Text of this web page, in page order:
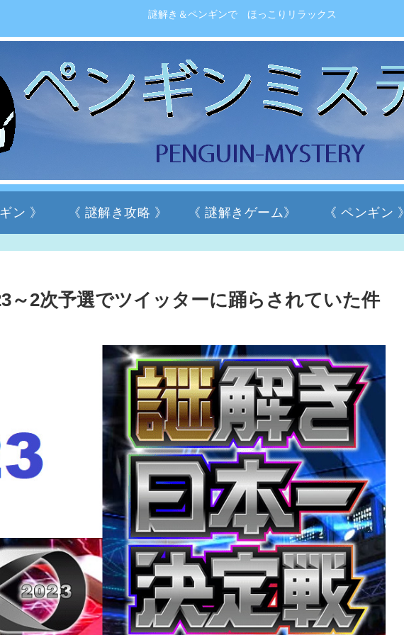
謎解き＆ペンギンで ほっこりリラックス
ン 》 《 謎解き攻略 》 《 謎解きゲーム》 《 ペンギン 》
～2次予選でツイッターに踊らされていた件